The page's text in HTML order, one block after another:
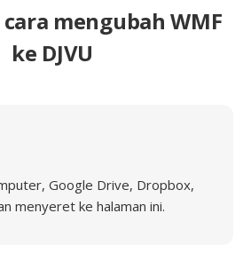
mengubah WMF
ke DJVU
Google Drive, Dropbox,
menyeret ke halaman ini.